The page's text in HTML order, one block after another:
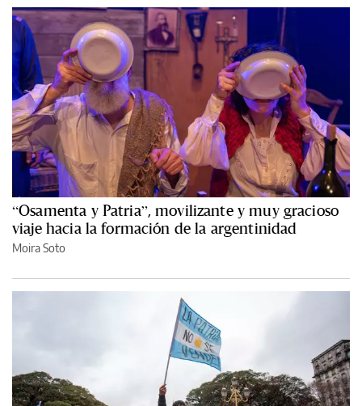
“Osamenta y Patria”, movilizante y muy gracioso
viaje hacia la formación de la argentinidad
Moira Soto